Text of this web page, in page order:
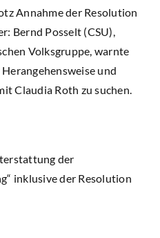
Annahme der Resolution
Bernd Posselt (CSU),
Volksgruppe, warnte
und
Claudia Roth zu suchen.
der
inklusive der Resolution